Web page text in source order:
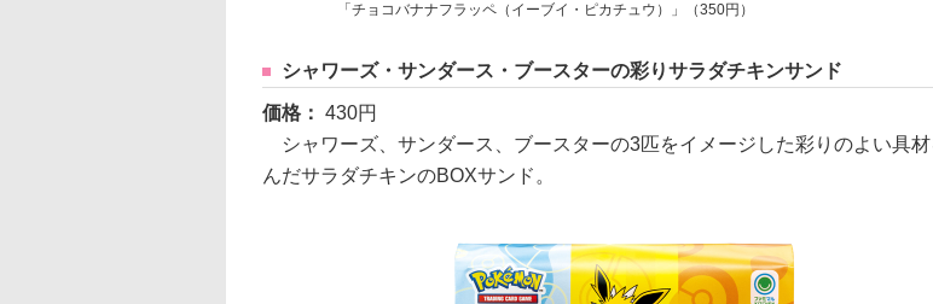
「チョコバナナフラッペ（イーブイ・ピカチュウ）」（350円）
シャワーズ・サンダース・ブースターの彩りサラダチキンサンド
価格： 430円
シャワーズ、サンダース、ブースターの3匹をイメージした彩りのよい具
んだサラダチキンのBOXサンド。